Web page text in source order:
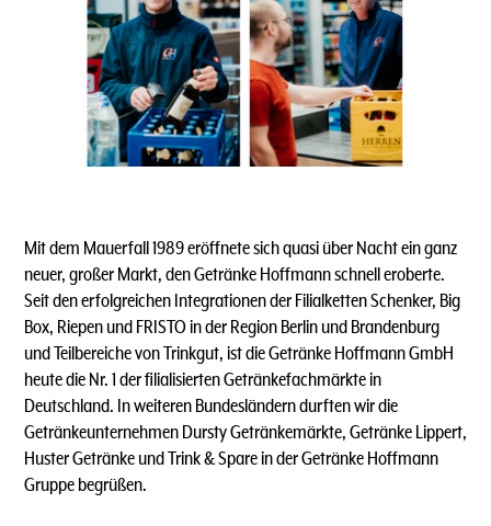
Mit dem Mauerfall 1989 eröffnete sich quasi über Nacht ein ganz
neuer, großer Markt, den Getränke Hoffmann schnell eroberte.
Seit den erfolgreichen Integrationen der Filialketten Schenker, Big
Box, Riepen und FRISTO in der Region Berlin und Brandenburg
und Teilbereiche von Trinkgut, ist die Getränke Hoffmann GmbH
heute die Nr. 1 der filialisierten Getränkefachmärkte in
Deutschland. In weiteren Bundesländern durften wir die
Getränkeunternehmen Dursty Getränkemärkte, Getränke Lippert,
Huster Getränke und Trink & Spare in der Getränke Hoffmann
Gruppe begrüßen.